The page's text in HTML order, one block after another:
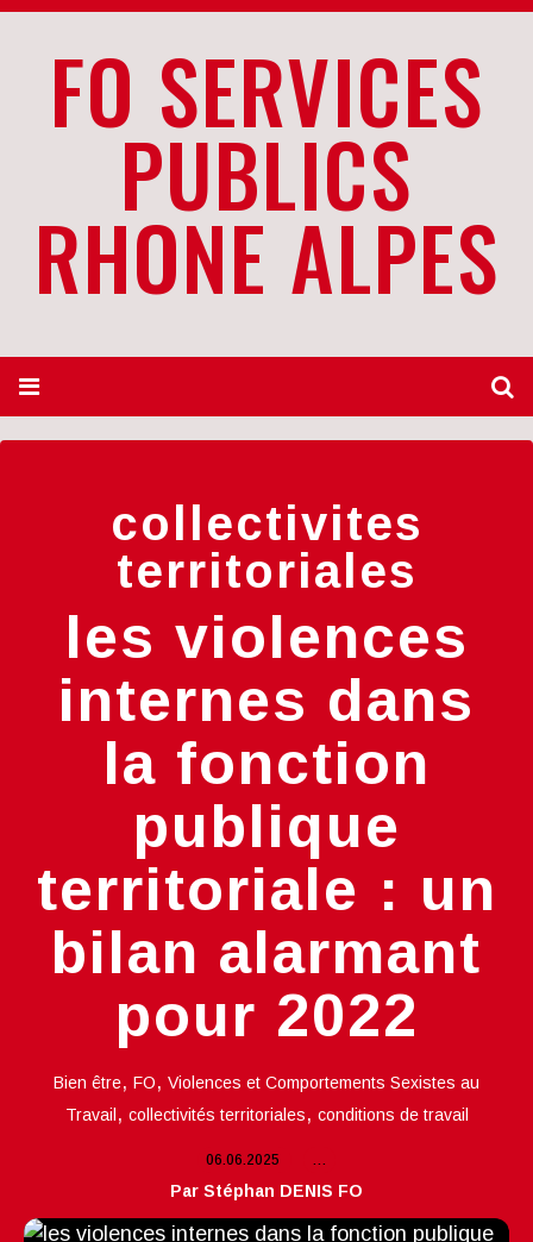
FO SERVICES
PUBLICS
RHONE ALPES
collectivites
territoriales
les violences
internes dans
la fonction
publique
territoriale : un
bilan alarmant
pour 2022
Bien être, FO, Violences et Comportements Sexistes au
Travail , collectivités territoriales, conditions de travail
06.06.2025 …
Par Stéphan DENIS FO